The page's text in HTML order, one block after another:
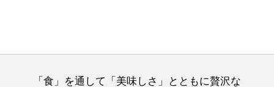
「食」を通して「美味しさ」とともに贅沢な